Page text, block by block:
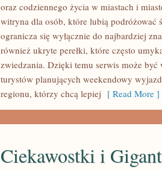
oraz codziennego życia w miastach i
witryna dla osób, które lubią podróżować
ogranicza się wyłącznie do najbardziej
również ukryte perełki, które często
zwiedzania. Dzięki temu serwis może
turystów planujących weekendowy
regionu, którzy chcą lepiej [ Read More ]
Ciekawostki i